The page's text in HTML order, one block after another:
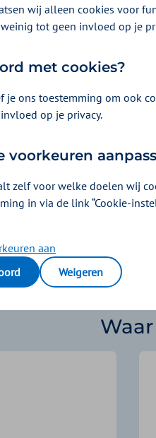
de vergoeding Anticonceptie
wij alleen cookies voor
tot geen invloed op je
met cookies?
je ons toestemming om ook
op je privacy.
voorkeuren
zelf voor welke doelen wij
in via de link “Cookie-
aan
Weigeren